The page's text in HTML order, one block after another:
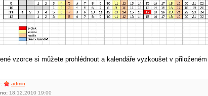
vzorce si můžete prohlédnout a kalendáře vyzkoušet v
admin
18.12.2010 19:00